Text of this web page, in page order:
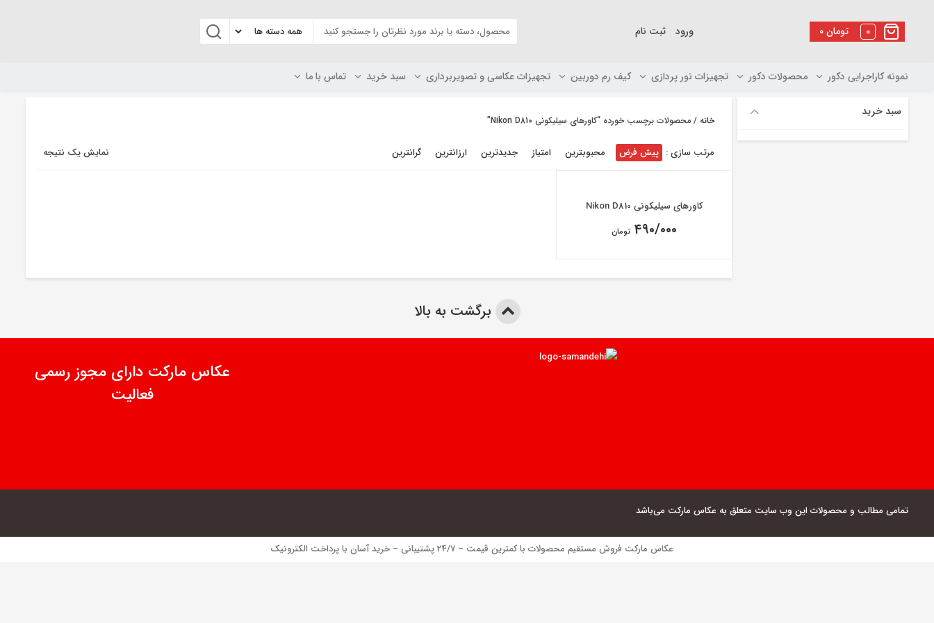
۰تومان 0 ورود ثبت نام
نمونه کاراجرایی دکور محصولات دکور تجهیزات نور پردازی کیف رم دوربین تجهیزات عکاسی و تصویربرداری سبد خرید تماس با ما
خانه / محصولات برچسب خورده “کاورهای سیلیکونی Nikon D810”
نمایش یک نتیجه مرتب سازی : پیش فرض محبوبترین امتیاز جدیدترین ارزانترین گرانترین
کاورهای سیلیکونی Nikon D810
۴۹۰/۰۰۰ تومان
سبد خرید
برگشت به بالا
عکاس مارکت دارای مجوز رسمی
فعالیت
تمامی مطالب و محصولات این وب سایت متعلق به عکاس مارکت می‌باشد
عکاس مارکت فروش مستقیم محصولات با کمترین قیمت – 24/7 پشتیبانی – خرید آسان با پرداخت الکترونیک